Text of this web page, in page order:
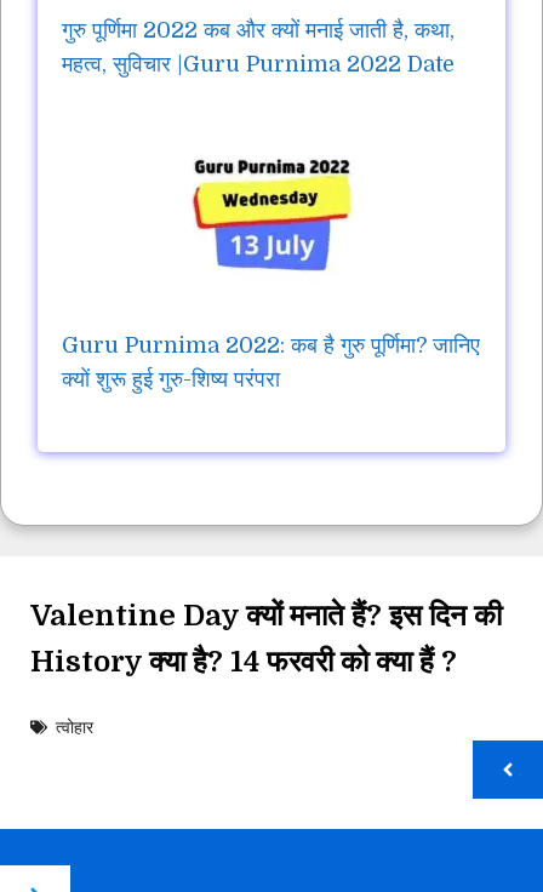
गुरु पूर्णिमा 2022 कब और क्यों मनाई जाती है, कथा,
महत्व, सुविचार |Guru Purnima 2022 Date
Guru Purnima 2022: कब है गुरु पूर्णिमा? जानिए
क्यों शुरू हुई गुरु-शिष्य परंपरा
Valentine Day क्यों मनाते हैं? इस दिन की
History क्या है? 14 फरवरी को क्या हैं ?
त्वोहार